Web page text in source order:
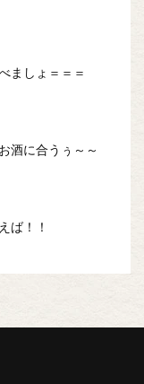
ましょ＝＝＝
酒に合うぅ～～
ば！！